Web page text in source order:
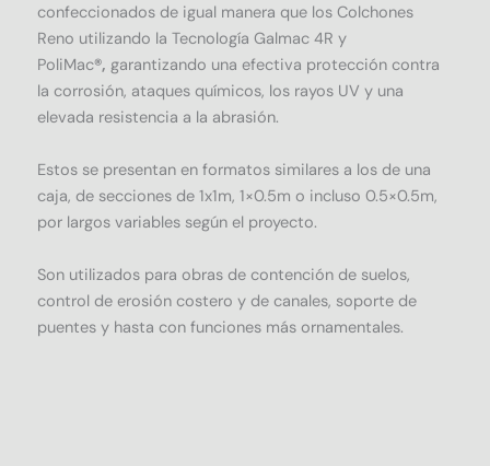
confeccionados de igual manera que los Colchones
Reno utilizando la Tecnología Galmac 4R y
PoliMac®, garantizando una efectiva protección contra
la corrosión, ataques químicos, los rayos UV y una
elevada resistencia a la abrasión.
Estos se presentan en formatos similares a los de una
caja, de secciones de 1x1m, 1×0.5m o incluso 0.5×0.5m,
por largos variables según el proyecto.
Son utilizados para obras de contención de suelos,
control de erosión costero y de canales, soporte de
puentes y hasta con funciones más ornamentales.